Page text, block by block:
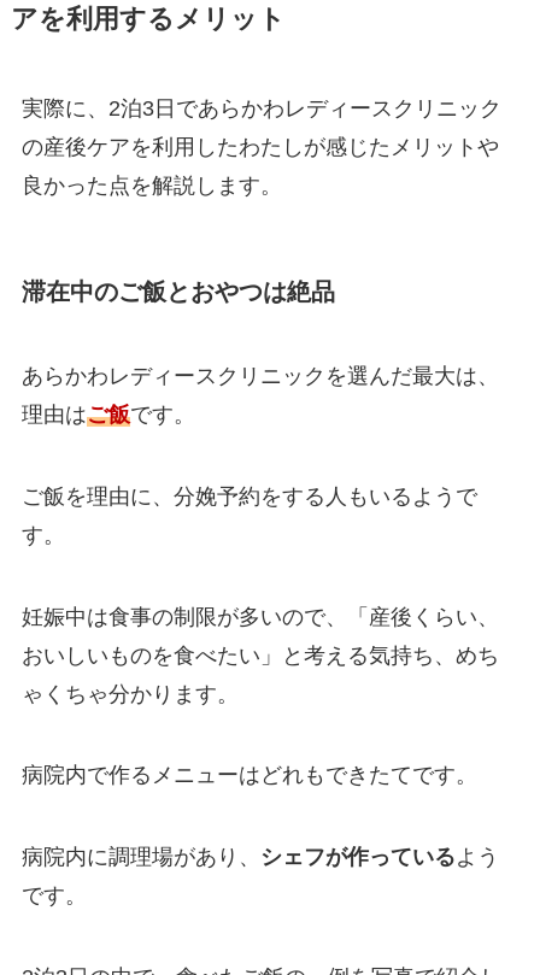
アを利用するメリット
実際に、2泊3日であらかわレディースクリニック
の産後ケアを利用したわたしが感じたメリットや
良かった点を解説します。
滞在中のご飯とおやつは絶品
あらかわレディースクリニックを選んだ最大は、
理由はご飯です。
ご飯を理由に、分娩予約をする人もいるようで
す。
妊娠中は食事の制限が多いので、「産後くらい、
おいしいものを食べたい」と考える気持ち、めち
ゃくちゃ分かります。
病院内で作るメニューはどれもできたてです。
病院内に調理場があり、 シェフが作っているよう
です。